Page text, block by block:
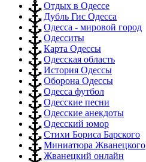
Отдых в Одессе
Дубль Гис Одесса
Одесса - мировой город
Одесситы
Карта Одессы
Одесская область
История Одессы
Оборона Одессы
Одесса футбол
Одесские песни
Одесские анекдоты
Одесский юмор
Стихи Бориса Барского
Миниатюра Жванецкого
Жванецкий онлайн